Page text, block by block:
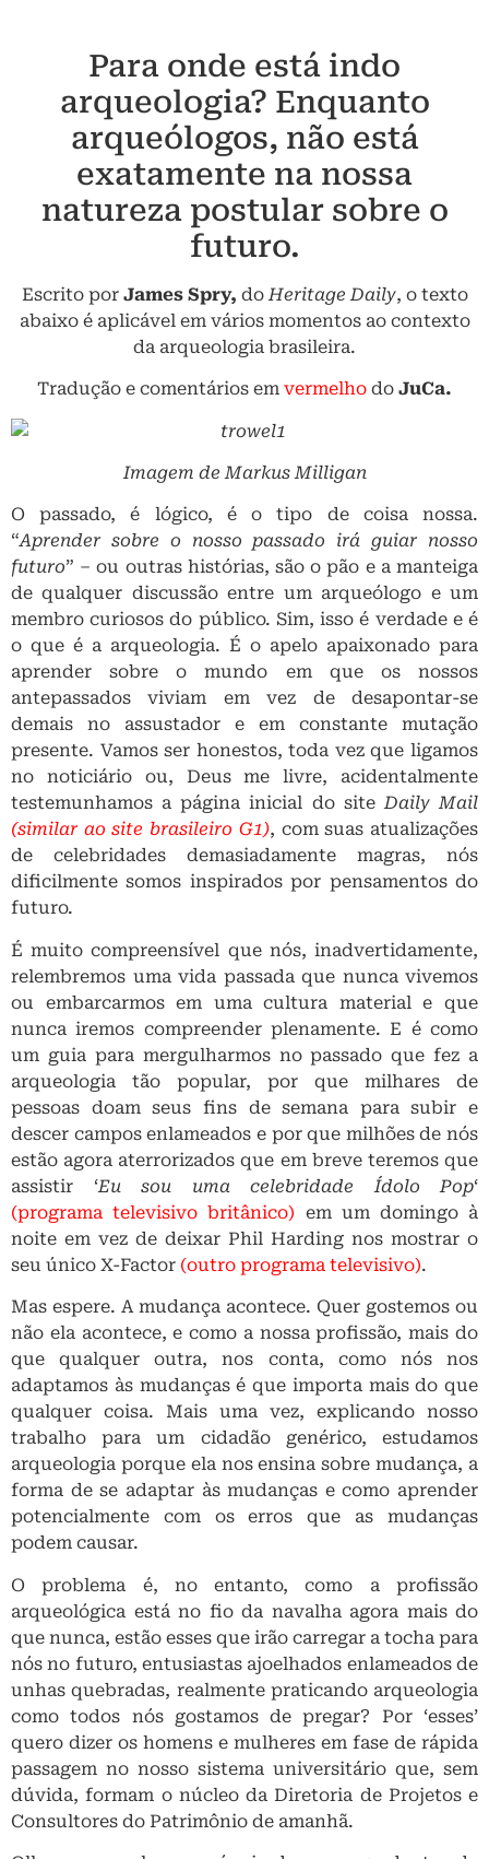
Para onde está indo
arqueologia? Enquanto
arqueólogos, não está
exatamente na nossa
natureza postular sobre o
futuro.
Escrito por James Spry, do Heritage Daily, o texto
abaixo é aplicável em vários momentos ao contexto
da arqueologia brasileira.
Tradução e comentários em vermelho do JuCa.
Imagem de Markus Milligan
O passado, é lógico, é o tipo de coisa nossa.
“Aprender sobre o nosso passado irá guiar nosso
futuro” – ou outras histórias, são o pão e a manteiga
de qualquer discussão entre um arqueólogo e um
membro curiosos do público. Sim, isso é verdade e é
o que é a arqueologia. É o apelo apaixonado para
aprender sobre o mundo em que os nossos
antepassados ​​viviam em vez de desapontar-se
demais no assustador e em constante mutação
presente. Vamos ser honestos, toda vez que ligamos
no noticiário ou, Deus me livre, acidentalmente
testemunhamos a página inicial do siteDaily Mail
(similar ao site brasileiro G1), com suas atualizações
de celebridades demasiadamente magras, nós
dificilmente somos inspirados por pensamentos do
futuro.
É muito compreensível que nós, inadvertidamente,
relembremos uma vida passada que nunca vivemos
ou embarcarmos em uma cultura material e que
nunca iremos compreender plenamente. E é como
um guia para mergulharmos no passado que fez a
arqueologia tão popular, por que milhares de
pessoas doam seus fins de semana para subir e
descer campos enlameados e por que milhões de nós
estão agora aterrorizados que em breve teremos que
assistir ‘Eu sou uma celebridade Ídolo Pop‘
(programa televisivo britânico) em um domingo à
noite em vez de deixar Phil Harding nos mostrar o
seu único X-Factor (outro programa televisivo).
Mas espere. A mudança acontece. Quer gostemos ou
não ela acontece, e como a nossa profissão, mais do
que qualquer outra, nos conta, como nós nos
adaptamos às mudanças é que importa mais do que
qualquer coisa. Mais uma vez, explicando nosso
trabalho para um cidadão genérico, estudamos
arqueologia porque ela nos ensina sobre mudança, a
forma de se adaptar às mudanças e como aprender
potencialmente com os erros que as mudanças
podem causar.
O problema é, no entanto, como a profissão
arqueológica está no fio da navalha agora mais do
que nunca, estão esses que irão carregar a tocha para
nós no futuro, entusiastas ajoelhados enlameados de
unhas quebradas, realmente praticando arqueologia
como todos nós gostamos de pregar? Por ‘esses’
quero dizer os homens e mulheres em fase de rápida
passagem no nosso sistema universitário que, sem
dúvida, formam o núcleo da Diretoria de Projetos e
Consultores do Patrimônio de amanhã.